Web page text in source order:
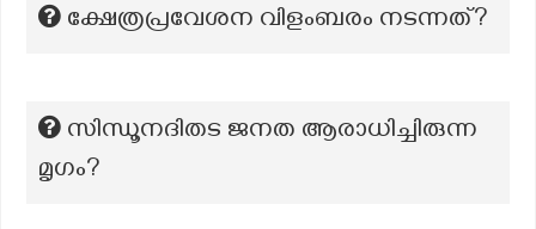
ക്ഷേത്രപ്രവേശന വിളംബരം നടന്നത്?
സിന്ധൂനദിതട ജനത ആരാധിച്ചിരുന്ന
മൃഗം?